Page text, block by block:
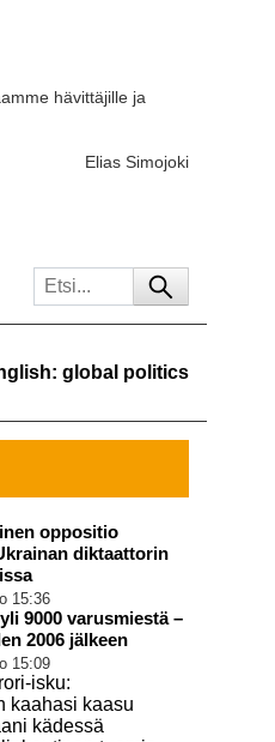
hävittäjille ja
Elias Simojoki
global politics
oppositio
diktaattorin
15:36
9000 varusmiestä –
2006 jälkeen
15:09